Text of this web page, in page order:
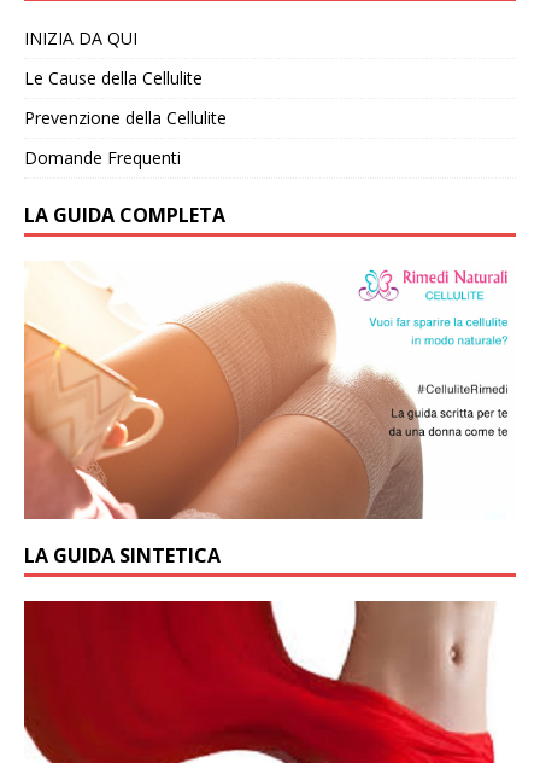
INIZIA DA QUI
Le Cause della Cellulite
Prevenzione della Cellulite
Domande Frequenti
LA GUIDA COMPLETA
LA GUIDA SINTETICA